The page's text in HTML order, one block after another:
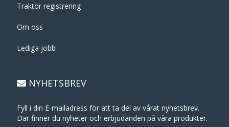
Traktor registrering
Om oss
Lediga jobb
NYHETSBREV
Fyll i din E-mailadress för att ta del av vårat nyhetsbrev.
Där finner du nyheter och erbjudanden på våra produkter.